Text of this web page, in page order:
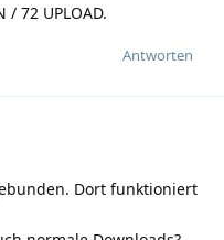
72 UPLOAD.
Antworten
Dort funktioniert